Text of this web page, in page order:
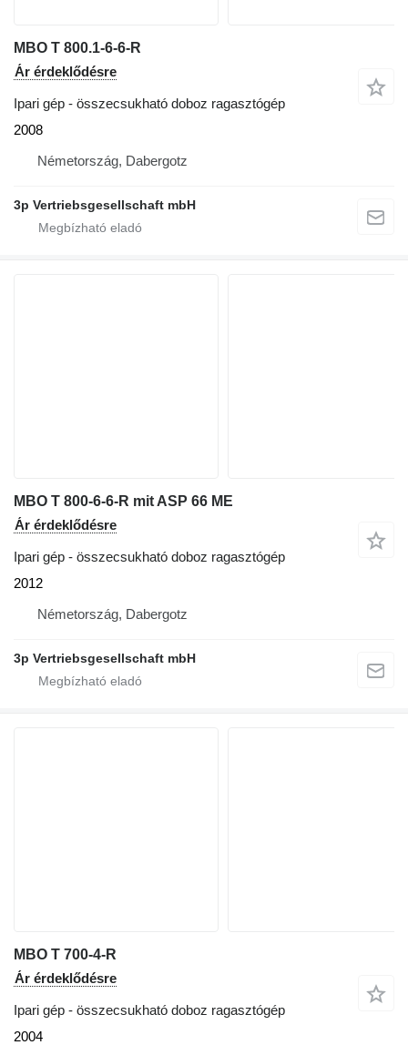
MBO T 800.1-6-6-R
Ár érdeklődésre
Ipari gép - összecsukható doboz ragasztógép
2008
Németország, Dabergotz
3p Vertriebsgesellschaft mbH
MBO T 800-6-6-R mit ASP 66 ME
Ár érdeklődésre
Ipari gép - összecsukható doboz ragasztógép
2012
Németország, Dabergotz
3p Vertriebsgesellschaft mbH
MBO T 700-4-R
Ár érdeklődésre
Ipari gép - összecsukható doboz ragasztógép
2004